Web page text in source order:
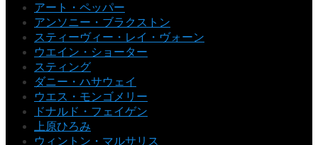
アート・ペッパー
アンソニー・ブラクストン
スティーヴィー・レイ・ヴォーン
ウエイン・ショーター
スティング
ダニー・ハサウェイ
ウエス・モンゴメリー
ドナルド・フェイゲン
上原ひろみ
ウィントン・マルサリス